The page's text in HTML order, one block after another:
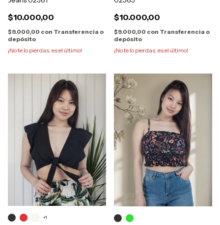
$10.000,00
$9.000,00 con Transferencia o
depósito
¡No te lo pierdas, es el último!
$10.000,00
$9.000,00 con Transferencia o
depósito
¡No te lo pierdas, es el último!
+1